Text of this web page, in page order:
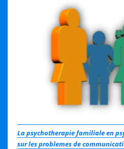
La psychotherapie familiale en
sur les problemes de